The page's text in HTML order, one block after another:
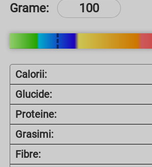
Grame:
Calorii:
Glucide:
Proteine:
Grasimi:
Fibre: